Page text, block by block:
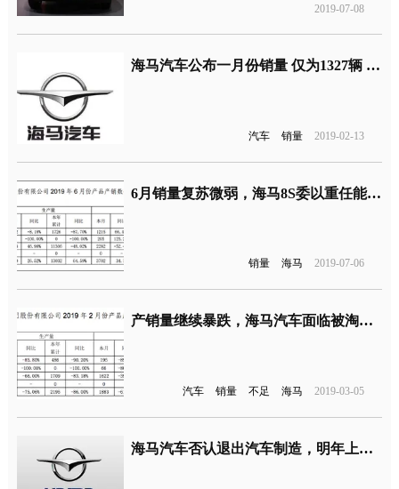
2019-07-08
海马汽车公布一月份销量 仅为1327辆 面临被收购风险
汽车 销量 2019-02-13
6月销量复苏微弱，海马8S委以重任能否脱颖而出
销量 海马 2019-07-06
产销量继续暴跌，海马汽车面临被淘汰的命运
汽车 销量 不足 海马 2019-03-05
海马汽车否认退出汽车制造，明年上半年投放MPV新车